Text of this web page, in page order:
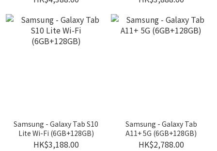
Samsung - Galaxy Tab S10
Lite Wi-Fi (6GB+128GB)
HK$3,188.00
Samsung - Galaxy Tab
A11+ 5G (6GB+128GB)
HK$2,788.00